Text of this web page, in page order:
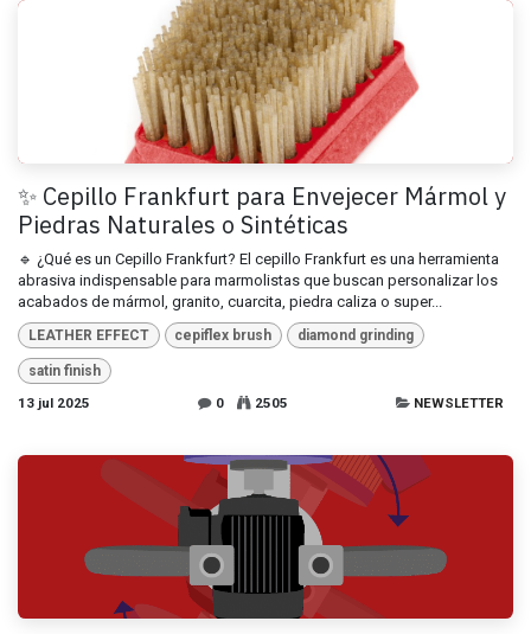
✨ Cepillo Frankfurt para Envejecer Mármol y
Piedras Naturales o Sintéticas
🔹 ¿Qué es un Cepillo Frankfurt? El cepillo Frankfurt es una herramienta
abrasiva indispensable para marmolistas que buscan personalizar los
acabados de mármol, granito, cuarcita, piedra caliza o super...
LEATHER EFFECT cepiflex brush diamond grinding
satin finish
13 jul 2025
0 2505 NEWSLETTER